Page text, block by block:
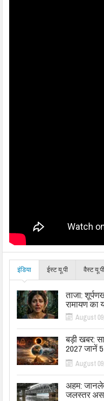
इंडिया ईस्ट यू.पी वैस्ट यू.पी
ताजा:
रामायण का
August
बड़ी खबर:
2027 जानें
August
अहम:
जलस्तर